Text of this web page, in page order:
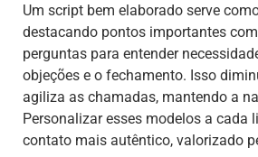
Um script bem elaborado serve
destacando pontos importantes
perguntas para entender
objeções e o fechamento. Isso
agiliza as chamadas, mantendo a
Personalizar esses modelos a cada
contato mais autêntico, valorizado